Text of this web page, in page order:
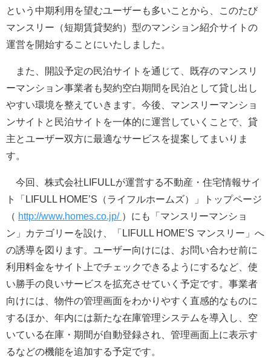
という中期利用を望むユーザーも多いことから、このたび
マンスリー（短期賃貸契約）型のマンション紹介サイトの
運営を開始することにいたしました。
また、開設予定の民泊サイトを通じて、既存のマンスリ
ーマンション事業者も契約空白期間を民泊として貸し出し
やすい環境を整えていきます。今後、マンスリーマンショ
ンサイトと民泊サイトを一体的に運営していくことで、貸
主とユーザー双方に最適なサービスを提案してまいりま
す。
今回、株式会社LIFULLが運営する不動産・住宅情報サイ
ト「LIFULL HOME’S（ライフルホームズ）」トップページ
（ http://www.homes.co.jp/ ）にも「マンスリーマンショ
ン」カテゴリーを設け、「LIFULL HOME’S マンスリー」へ
の誘導を図ります。ユーザー向けには、お問い合わせ前に
利用料金をサイト上でチェックできるようにするなど、使
い勝手の良いサービスを拡充させていく予定です。事業者
向けには、物件の管理画面をわかりやすく直感的なものに
するほか、年内には新たな在庫管理システムを導入し、空
いている在庫・期間が自動登録され、管理画面上に表示す
るなどの機能を追加する予定です。